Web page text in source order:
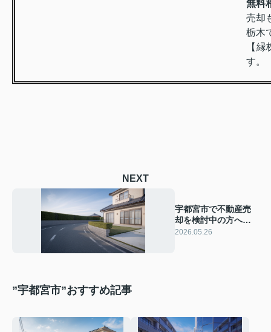
無料
売却
栃木
【
す。
NEXT
宇都宮市で不動産売
却を検討中の方へ！
不動産会社の比較ポ
2026.05.26
”宇都宮市”おすすめ記事